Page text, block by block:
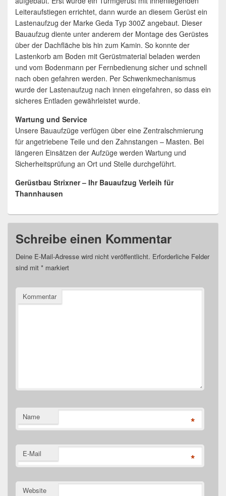
Leiteraufstiegen errichtet, dann wurde an diesem Gerüst ein
Lastenaufzug der Marke Geda Typ 300Z angebaut. Dieser
Bauaufzug diente unter anderem der Montage des Gerüstes
über der Dachfläche bis hin zum Kamin. So konnte der
Lastenkorb am Boden mit Gerüstmaterial beladen werden
und vom Bodenmann per Fernbedienung sicher und schnell
nach oben gefahren werden. Per Schwenkmechanismus
wurde der Lastenaufzug nach innen eingefahren, so dass ein
sicheres Entladen gewährleistet wurde.
Wartung und Service
Unsere Bauaufzüge verfügen über eine Zentralschmierung
für angetriebene Teile und den Zahnstangen – Masten. Bei
längeren Einsätzen der Aufzüge werden Wartung und
Sicherheitsprüfung an Ort und Stelle durchgeführt.
Gerüstbau Strixner – Ihr Bauaufzug Verleih für
Thannhausen
Schreibe einen Kommentar
Deine E-Mail-Adresse wird nicht veröffentlicht. Erforderliche Felder
sind mit * markiert
Kommentar
Name *
E-Mail *
Website